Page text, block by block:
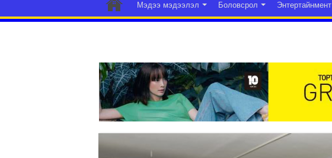
Мэдээ мэдээлэл Боловсрол Энтертайнмент